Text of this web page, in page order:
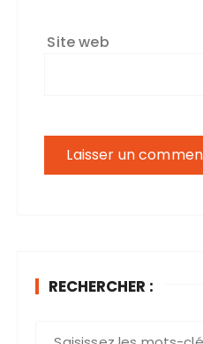
Site web
RECHERCHER :